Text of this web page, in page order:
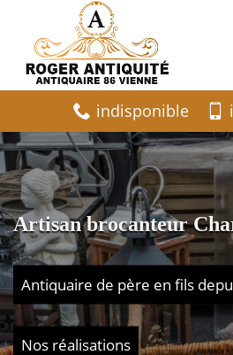
indisponible
Artisan brocanteur
Antiquaire de père en fils
Nos réalisations